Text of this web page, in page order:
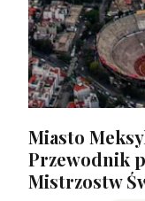
Miasto
Przewodnik
Mistrzostw